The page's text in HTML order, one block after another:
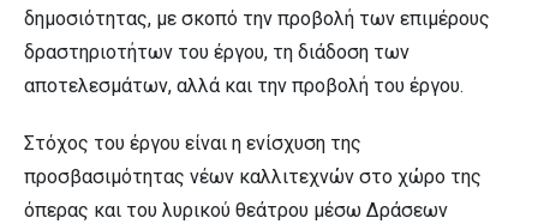
δημοσιότητας, με σκοπό την προβολή των επιμέρους
δραστηριοτήτων του έργου, τη διάδοση των
αποτελεσμάτων, αλλά και την προβολή του έργου.
Στόχος του έργου είναι η ενίσχυση της
προσβασιμότητας νέων καλλιτεχνών στο χώρο της
όπερας και του λυρικού θεάτρου μέσω Δράσεων